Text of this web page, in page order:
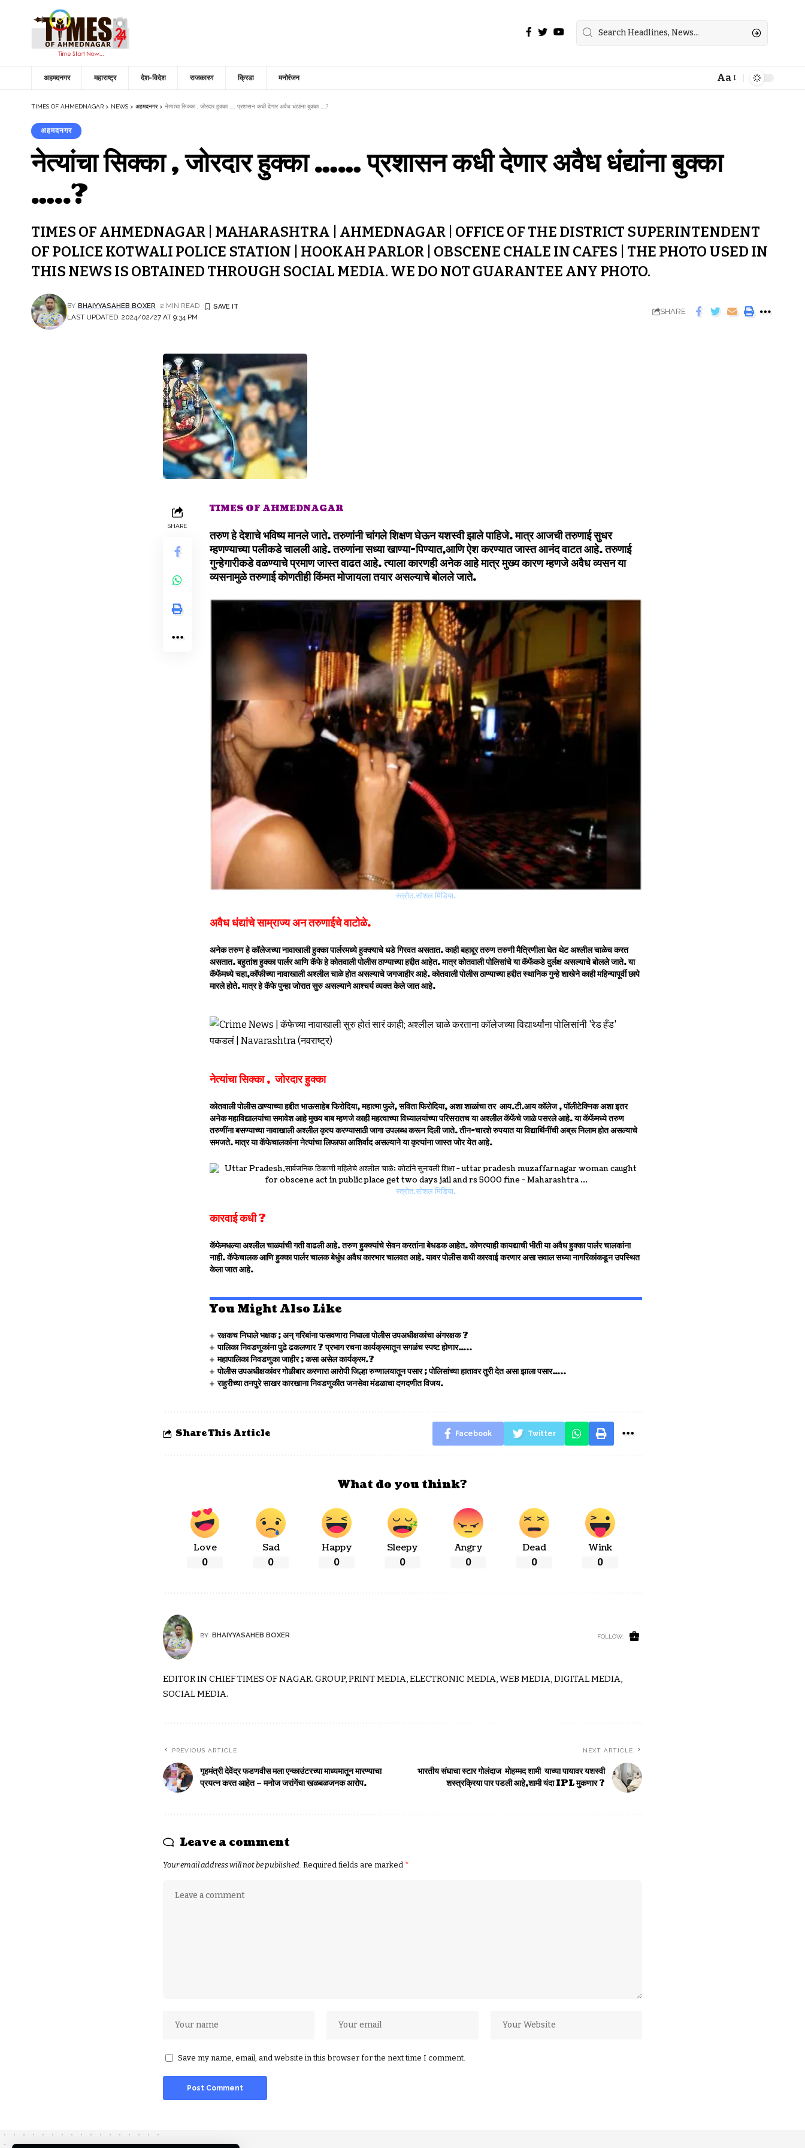
अहमदनगर महाराष्ट्र देश-विदेश राजकारण क्रिडा मनोरंजन Aa
TIMES OF AHMEDNAGAR > NEWS > अहमदनगर> नेत्यांचा सिक्का , जोरदार हुक्का …… प्रशासन कधी देणार अवैध धंद्यांना बुक्का …..?
अहमदनगर
नेत्यांचा सिक्का , जोरदार हुक्का …… प्रशासन कधी देणार अवैध धंद्यांना बुक्का
…..?
TIMES OF AHMEDNAGAR | MAHARASHTRA | AHMEDNAGAR | OFFICE OF THE DISTRICT SUPERINTENDENT
OF POLICE KOTWALI POLICE STATION | HOOKAH PARLOR | OBSCENE CHALE IN CAFES | THE PHOTO USED IN
THIS NEWS IS OBTAINED THROUGH SOCIAL MEDIA. WE DO NOT GUARANTEE ANY PHOTO.
LAST UPDATED: 2024/02/27 AT 9:34 PM
BY BHAIYYASAHEB BOXER 2 MIN READ
SHARE
SHARE
TIMES OF AHMEDNAGAR
तरुण हे देशाचे भविष्य मानले जाते. तरुणांनी चांगले शिक्षण घेऊन यशस्वी झाले पाहिजे. मात्र आजची तरुणाई सुधर
म्हणण्याच्या पलीकडे चालली आहे. तरुणांना सध्या खाण्या-पिण्यात,आणि ऐश करण्यात जास्त आनंद वाटत आहे. तरुणाई
गुन्हेगारीकडे वळण्याचे प्रमाण जास्त वाढत आहे. त्याला कारणही अनेक आहे मात्र मुख्य कारण म्हणजे अवैध व्यसन या
व्यसनामुळे तरुणाई कोणतीही किंमत मोजायला तयार असल्याचे बोलले जाते.
स्त्रोत.सोशल मिडिया.
अवैध धंद्यांचे साम्राज्य अन तरुणाईचे वाटोळे.
अनेक तरुण हे कॉलेजच्या नावाखाली हुक्का पार्लरमध्ये हुक्क्याचे धडे गिरवत असतात. काही बहाद्दूर तरुण तरुणी मैत्रिणीला घेत थेट अश्लील चाळेच करत
असतात. बहुतांश हुक्का पार्लर आणि कॅफे हे कोतवाली पोलीस ठाण्याच्या हद्दीत आहेत. मात्र कोतवाली पोलिसांचे या कॅफेंकडे दुर्लक्ष असल्याचे बोलले जाते. या
कॅफेंमध्ये चहा,कॉफीच्या नावाखाली अश्लील चाळे होत असल्याचे जगजाहीर आहे. कोतवाली पोलीस ठाण्याच्या हद्दीत स्थानिक गुन्हे शाखेने काही महिन्यापूर्वी छापे
मारले होते. मात्र हे कॅफे पुन्हा जोरात सुरु असल्याने आश्चर्य व्यक्त केले जात आहे.
नेत्यांचा सिक्का , जोरदार हुक्का
कोतवाली पोलीस ठाण्याच्या हद्दीत भाऊसाहेब फिरोदिया, महात्मा फुले, सविता फिरोदिया, अशा शाळांचा तर आय.टी.आय कॉलेज , पॉलीटेक्निक अशा इतर
अनेक महाविद्यालयांचा समावेश आहे मुख्य बाब म्हणजे काही महत्वाच्या विध्यालयांच्या परिसरातच या अश्लील कॅफेंचे जाळे पसरले आहे. या कॅफेंमध्ये तरुण
तरुणींना बसण्याच्या नावाखाली अश्लील कृत्य करण्यासाठी जागा उपलब्ध करून दिली जाते. तीन-चारशे रुपयात या विद्यार्थिनींची अब्रू निलाम होत असल्याचे
समजते. मात्र या कॅफेचालकांना नेत्यांचा लिफाफा आशिर्वाद असल्याने या कृत्यांना जास्त जोर येत आहे.
स्त्रोत.सोशल मिडिया.
कारवाई कधी ?
कॅफेमधल्या अश्लील चाळ्यांची गती वाढली आहे. तरुण हुक्क्यांचे सेवन करतांना बेधडक आहेत. कोणत्याही कायद्याची भीती या अवैध हुक्का पार्लर चालकांना
नाही. कॅफेचालक आणि हुक्का पार्लर चालक बेधुंध अवैध कारभार चालवत आहे. यावर पोलीस कधी कारवाई करणार असा सवाल सध्या नागरिकांकडून उपस्थित
केला जात आहे.
You Might Also Like
रक्षकच निघाले भक्षक ; अन् गरिबांना फसवणारा निघाला पोलीस उपअधीक्षकांचा अंगरक्षक ?
पालिका निवडणुकांना पुढे ढकलणार ? प्रभाग रचना कार्यक्रमातून सगळंच स्पष्ट होणार…..
महापालिका निवडणुका जाहीर ; कसा असेल कार्यक्रम.?
पोलीस उपअधीक्षकांवर गोळीबार करणारा आरोपी जिल्हा रुग्णालयातून पसार ; पोलिसांच्या हातावर तुरी देत असा झाला पसार…..
राहुरीच्या तनपुरे साखर कारखाना निवडणुकीत जनसेवा मंडळाचा दणदणीत विजय.
Share This Article Facebook Twitter
What do you think?
Love
0
Sad
0
Happy
0
Sleepy
0
Angry
0
Dead
0
Wink
0
BY BHAIYYASAHEB BOXER FOLLOW:
EDITOR IN CHIEF TIMES OF NAGAR. GROUP, PRINT MEDIA, ELECTRONIC MEDIA, WEB MEDIA, DIGITAL MEDIA,
SOCIAL MEDIA.
PREVIOUS ARTICLE
गृहमंत्री देवेंद्र फडणवीस मला एन्काउंटरच्या माध्यमातून मारण्याचा
प्रयत्न करत आहेत – मनोज जरांगेंचा खळबळजनक आरोप.
NEXT ARTICLE
भारतीय संघाचा स्टार गोलंदाज मोहम्मद शामी याच्या पायावर यशस्वी
शस्त्रक्रिया पार पडली आहे,शामी यंदा IPL मुकणार ?
Leave a comment
Your email address will not be published. Required fields are marked *
Save my name, email, and website in this browser for the next time I comment.